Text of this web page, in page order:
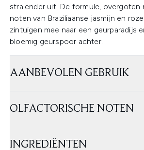
stralender uit. De formule, overgoten
noten van Braziliaanse jasmijn en
zintuigen mee naar een geurparadijs
bloemig geurspoor achter.
AANBEVOLEN GEBRUIK
OLFACTORISCHE NOTEN
INGREDIËNTEN